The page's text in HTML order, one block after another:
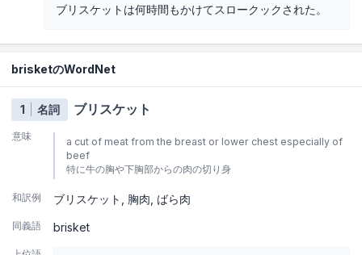
ブリスケットは何時間もかけてスロークックされた。
brisketのWordNet
1 名詞 ブリスケット
意味
a cut of meat from the breast or lower chest especially of
beef
特に牛の胸や下胸部からの肉の切り身
和訳例 ブリスケット 胸肉 ばら肉
同義語 brisket